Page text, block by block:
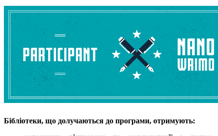
Бібліотеки, що долучаються до програми, отримують: